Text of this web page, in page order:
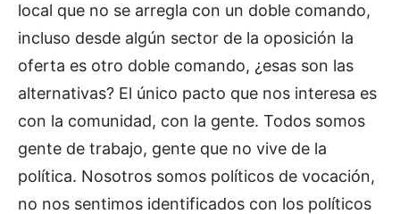
local que no se arregla con un doble comando,
incluso desde algún sector de la oposición la
oferta es otro doble comando, ¿esas son las
alternativas? El único pacto que nos interesa es
con la comunidad, con la gente. Todos somos
gente de trabajo, gente que no vive de la
política. Nosotros somos políticos de vocación,
no nos sentimos identificados con los políticos